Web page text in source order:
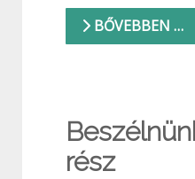
BŐVEBBEN …
rész